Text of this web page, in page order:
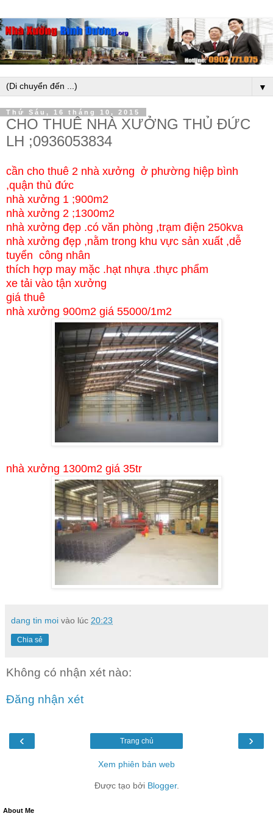
▼
Thứ Sáu, 16 tháng 10, 2015
CHO THUÊ NHÀ XƯỞNG THỦ ĐỨC
LH ;0936053834
cần cho thuê 2 nhà xưởng ở phường hiệp bình
,quận thủ đức
nhà xưởng 1 ;900m2
nhà xưởng 2 ;1300m2
nhà xưởng đẹp .có văn phòng ,trạm điện 250kva
nhà xưởng đẹp ,nằm trong khu vực sản xuất ,dễ
tuyển công nhân
thích hợp may mặc .hạt nhựa .thực phẩm
xe tải vào tận xưởng
giá thuê
nhà xưởng 900m2 giá 55000/1m2
nhà xưởng 1300m2 giá 35tr
dang tin moi vào lúc 20:23
Chia sẻ
Không có nhận xét nào:
Đăng nhận xét
‹ ›
Trang chủ
Xem phiên bản web
Được tạo bởi Blogger.
About Me